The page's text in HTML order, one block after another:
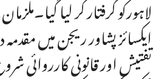
لاہورکو گرفتار کر لیا
ایکسائز پشاور ریجن میں
تفتیش اور قانونی